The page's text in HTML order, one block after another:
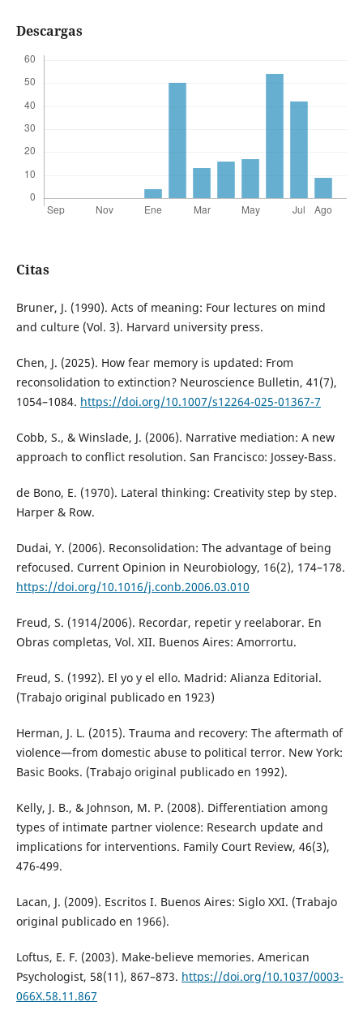
Descargas
Citas
Bruner, J. (1990). Acts of meaning: Four lectures on mind
and culture (Vol. 3). Harvard university press.
Chen, J. (2025). How fear memory is updated: From
reconsolidation to extinction? Neuroscience Bulletin, 41(7),
1054–1084. https://doi.org/10.1007/s12264-025-01367-7
Cobb, S., & Winslade, J. (2006). Narrative mediation: A new
approach to conflict resolution. San Francisco: Jossey-Bass.
de Bono, E. (1970). Lateral thinking: Creativity step by step.
Harper & Row.
Dudai, Y. (2006). Reconsolidation: The advantage of being
refocused. Current Opinion in Neurobiology, 16(2), 174–178.
https://doi.org/10.1016/j.conb.2006.03.010
Freud, S. (1914/2006). Recordar, repetir y reelaborar. En
Obras completas, Vol. XII. Buenos Aires: Amorrortu.
Freud, S. (1992). El yo y el ello. Madrid: Alianza Editorial.
(Trabajo original publicado en 1923)
Herman, J. L. (2015). Trauma and recovery: The aftermath of
violence—from domestic abuse to political terror. New York:
Basic Books. (Trabajo original publicado en 1992).
Kelly, J. B., & Johnson, M. P. (2008). Differentiation among
types of intimate partner violence: Research update and
implications for interventions. Family Court Review, 46(3),
476-499.
Lacan, J. (2009). Escritos I. Buenos Aires: Siglo XXI. (Trabajo
original publicado en 1966).
Loftus, E. F. (2003). Make-believe memories. American
Psychologist, 58(11), 867–873. https://doi.org/10.1037/0003-
066X.58.11.867